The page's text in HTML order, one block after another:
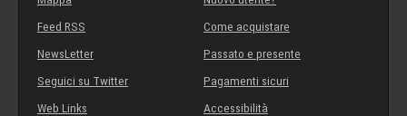
Feed RSS
NewsLetter
Seguici su Twitter
Web Links
Come acquistare
Passato e presente
Pagamenti sicuri
Accessibilità